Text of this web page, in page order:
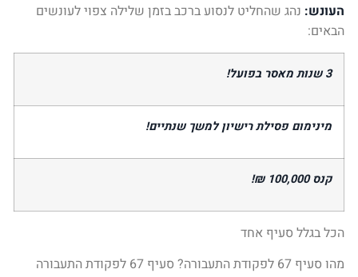
העונש: נהג שהחליט לנסוע ברכב בזמן שלילה צפוי לעונשים
הבאים:
3 שנות מאסר בפועל!
מינימום פסילת רישיון למשך שנתיים!
קנס 100,000 ₪
!
הכל בגלל סעיף אחד
מהו סעיף 67 לפקודת התעבורה? סעיף 67 לפקודת התעבורה